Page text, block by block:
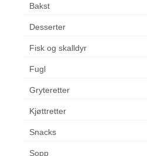
Bakst
Desserter
Fisk og skalldyr
Fugl
Gryteretter
Kjøttretter
Snacks
Sopp